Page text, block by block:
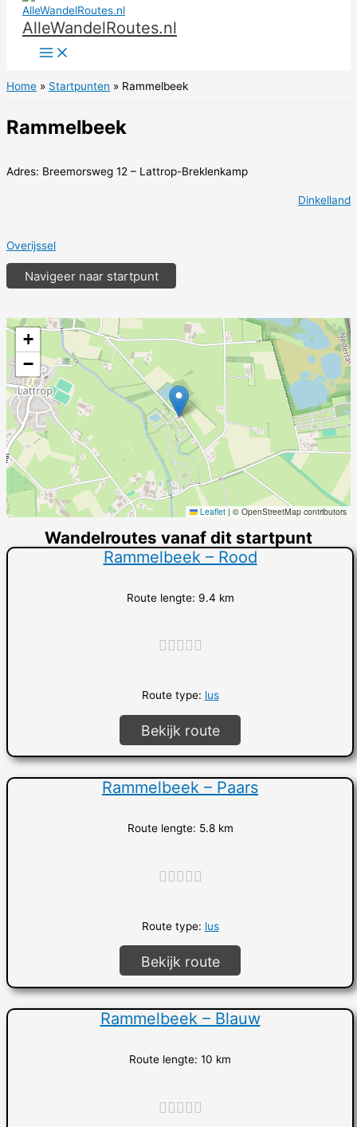
naar
inhoud
AlleWandelRoutes.nl
Home Startpunten Rammelbeek
Rammelbeek
Adres: Breemorsweg 12 – Lattrop-Breklenkamp
Dinkelland
Overijssel
Navigeer naar startpunt
+
−
Leaflet | © OpenStreetMap contributors
Wandelroutes vanaf dit startpunt
Rammelbeek – Rood
Route lengte: 9.4 km
Route type: lus
Bekijk route
Rammelbeek – Paars
Route lengte: 5.8 km
Route type: lus
Bekijk route
Rammelbeek – Blauw
Route lengte: 10 km